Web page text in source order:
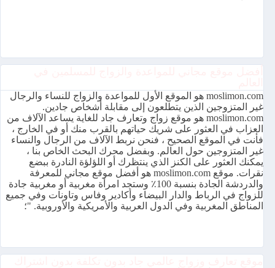
moslimon.com هو الموقع الأول للمواعدة والزواج للنساء والرجال
غير المتزوجين الذين يتطلعون إلى مقابلة أشخاص جادين.
moslimon.com هو موقع زواج وتعارف جاد للغاية يساعد الآلاف من
العزاب في العثور على شريك حياتهم بالقرب منك أو في الخارج ،
فأنت في الموقع الصحيح ، فنحن نربط الآلاف من الرجال والنساء
غير المتزوجين حول العالم. وبفضل محرك البحث الخاص بنا ،
يمكنك العثور على الكنز الذي ينتظرك أو اللؤلؤة النادرة ببضع
نقرات. موقع moslimon.com هو أفضل موقع مجاني للمعرفة
والدردشة الجادة بنسبة 100٪ وستجد امرأة مغربية أو مغربية جادة
للزواج في الرباط والدار البيضاء وأكادير وفاس وتاونات وفي جميع
المناطق المغربية وفي الدول العربية والأمريكية والأوروبية. "؛